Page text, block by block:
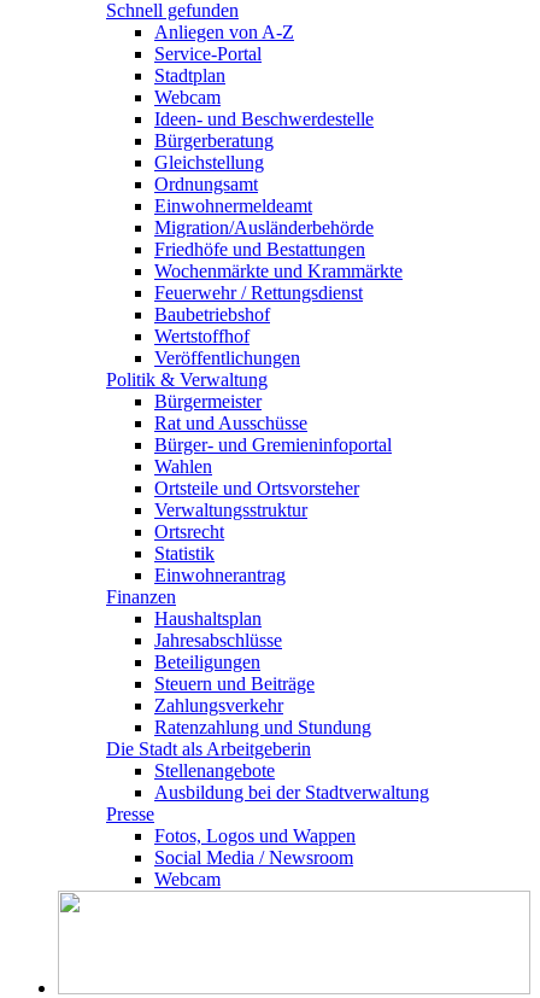
Schnell gefunden
Anliegen von A-Z
Service-Portal
Stadtplan
Webcam
Ideen- und Beschwerdestelle
Bürgerberatung
Gleichstellung
Ordnungsamt
Einwohnermeldeamt
Migration/Ausländerbehörde
Friedhöfe und Bestattungen
Wochenmärkte und Krammärkte
Feuerwehr / Rettungsdienst
Baubetriebshof
Wertstoffhof
Veröffentlichungen
Politik & Verwaltung
Bürgermeister
Rat und Ausschüsse
Bürger- und Gremieninfoportal
Wahlen
Ortsteile und Ortsvorsteher
Verwaltungsstruktur
Ortsrecht
Statistik
Einwohnerantrag
Finanzen
Haushaltsplan
Jahresabschlüsse
Beteiligungen
Steuern und Beiträge
Zahlungsverkehr
Ratenzahlung und Stundung
Die Stadt als Arbeitgeberin
Stellenangebote
Ausbildung bei der Stadtverwaltung
Presse
Fotos, Logos und Wappen
Social Media / Newsroom
Webcam